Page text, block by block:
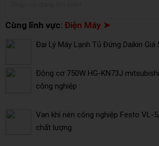
Cùng lĩnh vực: Điện Máy ➤
Đại Lý Máy Lạnh Tủ Đứng Daikin Giá
Động cơ 750W HG-KN73J
công nghiệp
Van khí nén công nghiệp Festo VL-
chất lượng